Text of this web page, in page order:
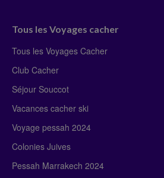
Tous les Voyages cacher
Tous les Voyages Cacher
Club Cacher
Séjour Souccot
Vacances cacher ski
Voyage pessah 2024
Colonies Juives
Pessah Marrakech 2024